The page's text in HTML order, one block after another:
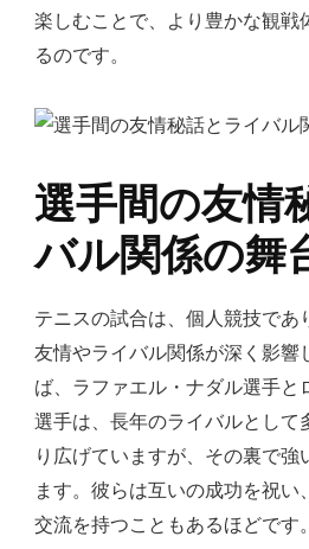
楽しむことで、より豊かな観戦
るのです。
選手間の友情
バル関係の舞
テニスの試合は、個人競技であ
友情やライバル関係が深く影響
ば、ラファエル・ナダル選手と
選手は、長年のライバルとして
り広げていますが、その裏で強
ます。彼らは互いの成功を祝
交流を持つこともあるほどです。